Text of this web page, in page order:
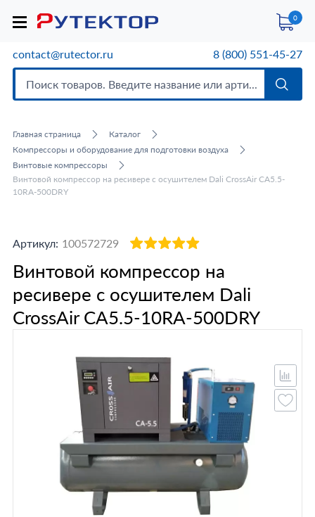
0
contact@rutector.ru 8 (800) 551-45-27
Главная страница
Каталог
Компрессоры и оборудование для подготовки воздуха
Винтовые компрессоры
Винтовой компрессор на ресивере с осушителем Dali CrossAir CA5.5-
10RA-500DRY
Артикул: 100572729
Винтовой компрессор на
ресивере с осушителем Dali
CrossAir CA5.5-10RA-500DRY